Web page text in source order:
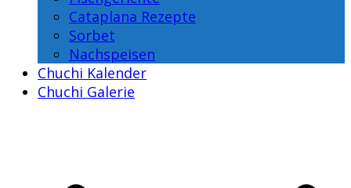
Cataplana Rezepte
Sorbet
Nachspeisen
Chuchi Kalender
Chuchi Galerie